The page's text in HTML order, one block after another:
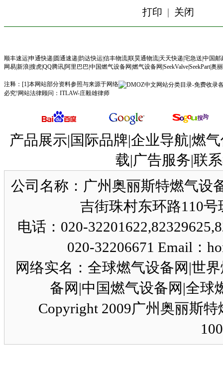
打印 | 关闭
顺丰速运申通快递 圆通速递 韵达快运信丰物流联昊通物流 天天快递 宅急送 中国邮
网易新浪 搜虎QQ腾讯 阿里巴巴 中国燃气设备网 燃气设备网 SeekValveSeekPart|奥
注释：[1]本网站部分资料参照与来源于网络
必究!网站法律顾问： ITLAW-庄毅雄律师
产品展示|国际品牌|企业导航|燃
载|广告服务|联
公司名称：广州奥丽斯特燃气设
吉街珠村东环路110号
电话：020-
020-32206671 Email：
网络实名：全球燃气设备网|世
备网|中国燃气设备网|全球
Copyright 2009广州奥丽斯